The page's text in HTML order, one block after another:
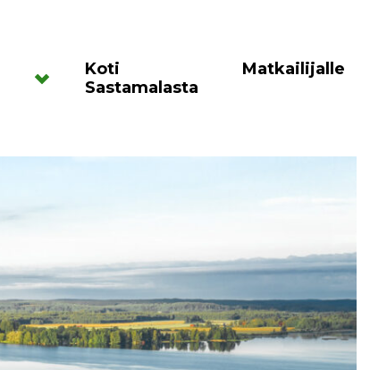
Koti
Sastamalasta
Matkailijalle